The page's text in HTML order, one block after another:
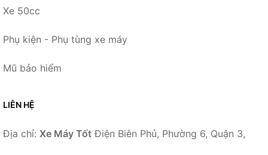
Xe 50cc
Phụ kiện - Phụ tùng xe máy
Mũ bảo hiểm
LIÊN HỆ
Địa chỉ: Xe Máy Tốt Điện Biên Phủ, Phường 6, Quận 3,